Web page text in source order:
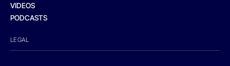
VIDEOS
PODCASTS
LEGAL